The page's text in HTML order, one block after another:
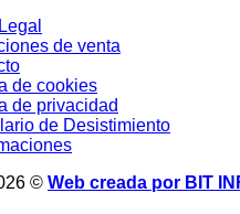
de venta
de cookies
de privacidad
de Desistimiento
© Web creada por BIT